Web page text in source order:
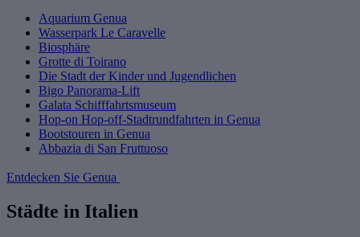
Aquarium Genua
Wasserpark Le Caravelle
Biosphäre
Grotte di Toirano
Die Stadt der Kinder und Jugendlichen
Bigo Panorama-Lift
Galata Schifffahrtsmuseum
Hop-on Hop-off-Stadtrundfahrten in Genua
Bootstouren in Genua
Abbazia di San Fruttuoso
Entdecken Sie Genua
Städte in Italien